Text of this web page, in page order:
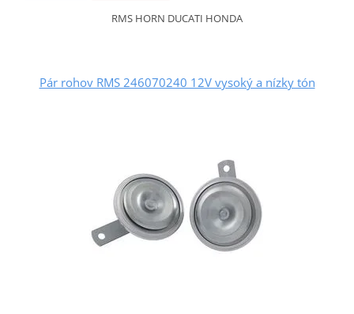
RMS HORN DUCATI HONDA
Pár rohov RMS 246070240 12V vysoký a nízky tón